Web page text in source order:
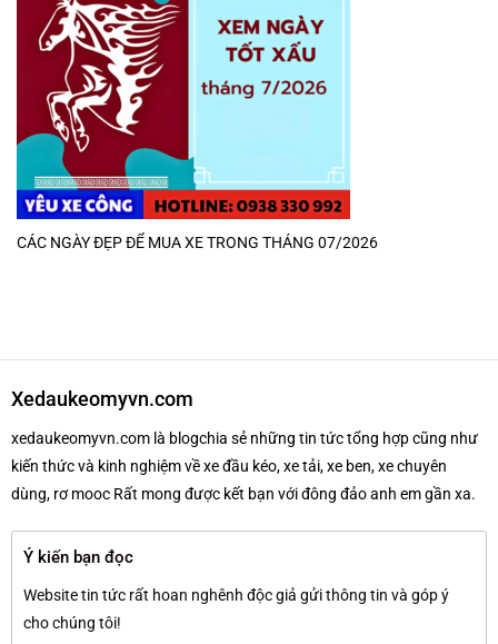
CÁC NGÀY ĐẸP ĐỂ MUA XE TRONG THÁNG 07/2026
Xedaukeomyvn.com
xedaukeomyvn.com là blogchia sẻ những tin tức tổng hợp cũng như
kiến thức và kinh nghiệm về xe đầu kéo, xe tải, xe ben, xe chuyên
dùng, rơ mooc Rất mong được kết bạn với đông đảo anh em gần xa.
Ý kiến bạn đọc
Website tin tức rất hoan nghênh độc giả gửi thông tin và góp ý
cho chúng tôi!